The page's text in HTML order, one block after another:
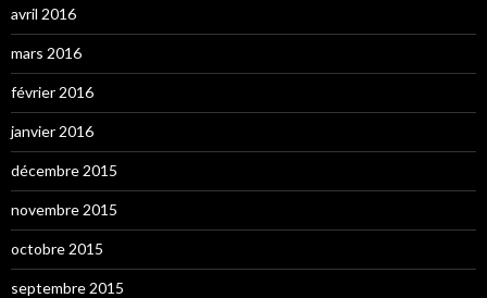
avril 2016
mars 2016
février 2016
janvier 2016
décembre 2015
novembre 2015
octobre 2015
septembre 2015